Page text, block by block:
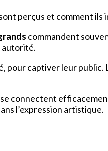
perçus et comment ils
commandent
autorité.
pour captiver leur
connectent
l’expression artistique.